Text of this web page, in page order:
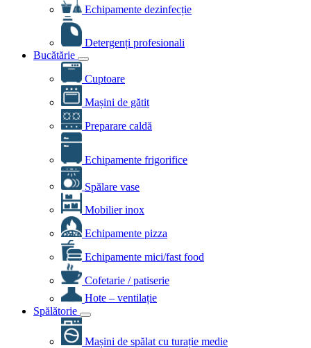
Echipamente dezinfecție
Detergenți profesionali
Bucătărie
Cuptoare
Mașini de gătit
Preparare caldă
Echipamente frigorifice
Spălare vase
Mobilier inox
Echipamente pizza
Echipamente mici/fast food
Cofetarie / patiserie
Hote – ventilație
Spălătorie
Mașini de spălat cu turație medie